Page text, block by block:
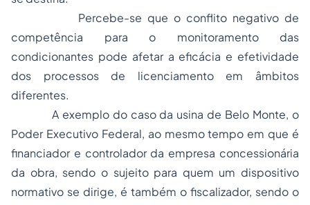
Percebe-se que o conflito negativo de
competência para o monitoramento das
condicionantes pode afetar a eficácia e efetividade
dos processos de licenciamento em âmbitos
diferentes.
A exemplo do caso da usina de Belo Monte, o
Poder Executivo Federal, ao mesmo tempo em que é
financiador e controlador da empresa concessionária
da obra, sendo o sujeito para quem um dispositivo
normativo se dirige, é também o fiscalizador, sendo o